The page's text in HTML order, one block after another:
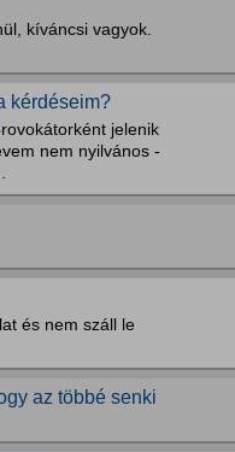
kíváncsi vagyok.
kérdéseim?
jelenik
nem nyilvános -
és nem száll le
az többé senki